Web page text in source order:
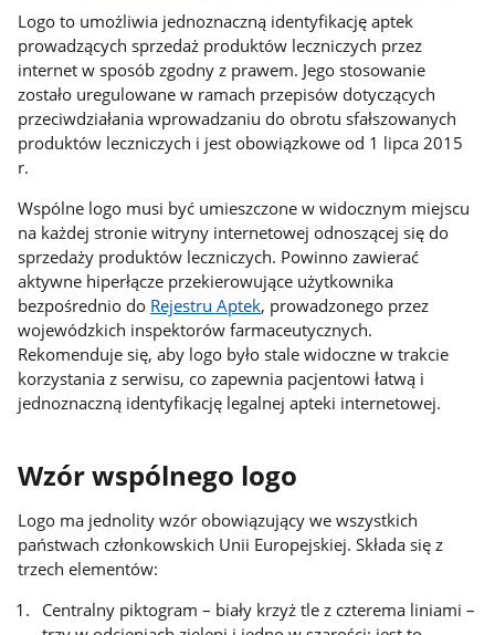
Logo to umożliwia jednoznaczną identyfikację aptek
prowadzących sprzedaż produktów leczniczych przez
internet w sposób zgodny z prawem. Jego stosowanie
zostało uregulowane w ramach przepisów dotyczących
przeciwdziałania wprowadzaniu do obrotu sfałszowanych
produktów leczniczych i jest obowiązkowe od 1 lipca 2015
r.
Wspólne logo musi być umieszczone w widocznym miejscu
na każdej stronie witryny internetowej odnoszącej się do
sprzedaży produktów leczniczych. Powinno zawierać
aktywne hiperłącze przekierowujące użytkownika
bezpośrednio do Rejestru Aptek, prowadzonego przez
wojewódzkich inspektorów farmaceutycznych.
Rekomenduje się, aby logo było stale widoczne w trakcie
korzystania z serwisu, co zapewnia pacjentowi łatwą i
jednoznaczną identyfikację legalnej apteki internetowej.
Wzór wspólnego logo
Logo ma jednolity wzór obowiązujący we wszystkich
państwach członkowskich Unii Europejskiej. Składa się z
trzech elementów:
Centralny piktogram – biały krzyż tle z czterema liniami –